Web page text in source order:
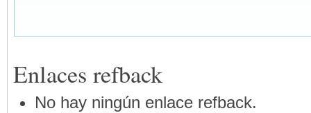
Enlaces refback
No hay ningún enlace refback.